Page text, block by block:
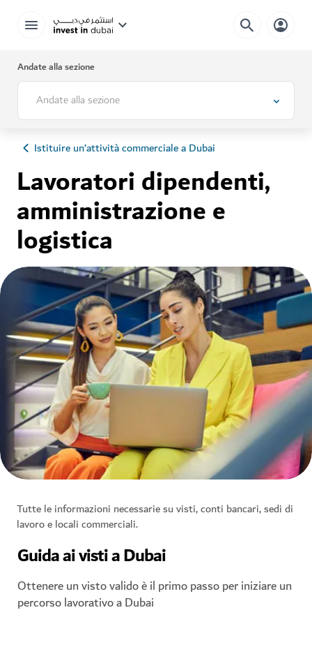
Andate alla sezione
Andate alla sezione
Istituire un’attività commerciale a Dubai
Lavoratori dipendenti,
amministrazione e
logistica
Tutte le informazioni necessarie su visti, conti bancari, sedi di
lavoro e locali commerciali.
Guida ai visti a Dubai
Ottenere un visto valido è il primo passo per iniziare un
percorso lavorativo a Dubai